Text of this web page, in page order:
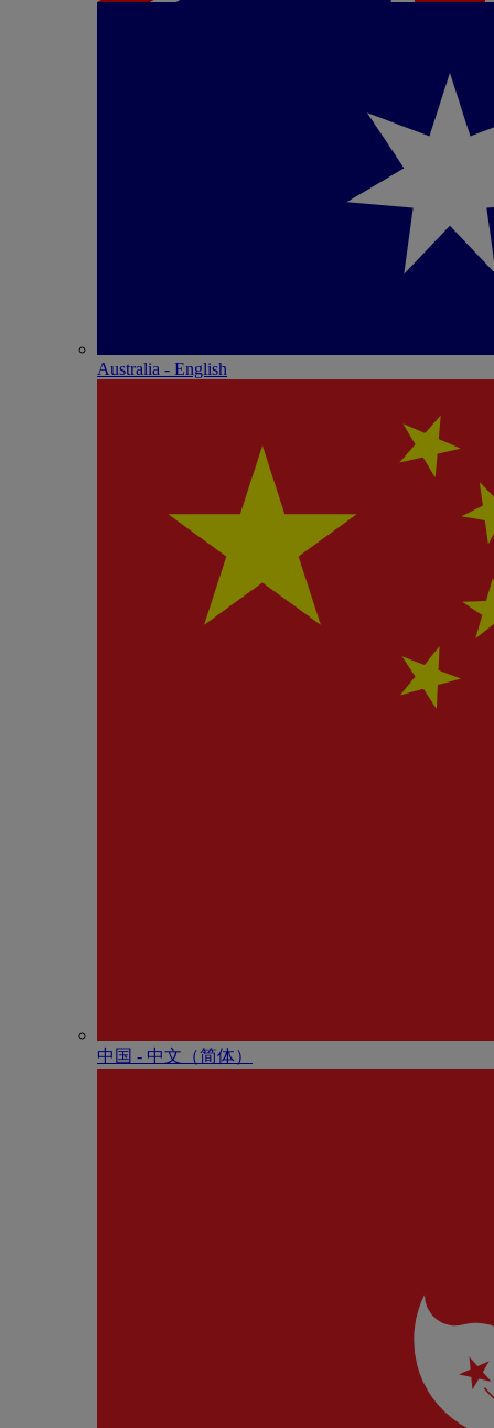
Australia - English
中国 - 中⽂（简体）